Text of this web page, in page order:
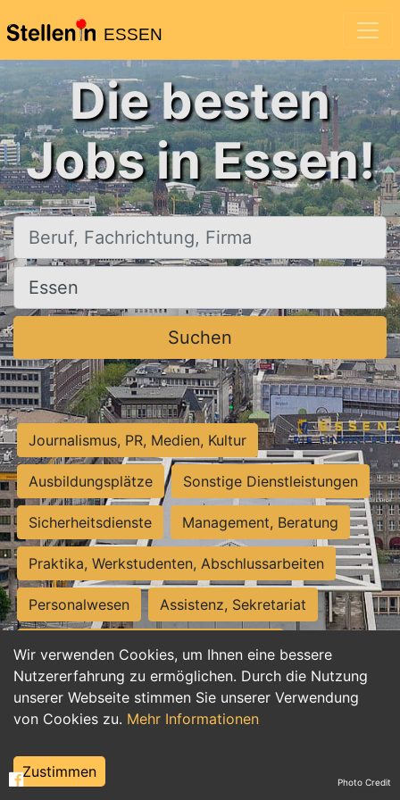
ESSEN
Wir verwenden Cookies, um Ihnen eine bessere
Nutzererfahrung zu ermöglichen. Durch die Nutzung
unserer Webseite stimmen Sie unserer Verwendung
von Cookies zu. Mehr Informationen
Zustimmen
Die besten
Jobs in Essen!
Beruf, Fachrichtung, Firma
Ort, Stadt
Suchen
Journalismus, PR, Medien, Kultur
Ausbildungsplätze Sonstige Dienstleistungen
Sicherheitsdienste Management, Beratung
Praktika, Werkstudenten, Abschlussarbeiten
Personalwesen Assistenz, Sekretariat
Hilfskräfte, Aushilfs- und Nebenjobs
Einkauf, Logistik, Materialwirtschaft
Weiterbildung, Studium, duale Ausbildung
Tourismus
Photo Credit